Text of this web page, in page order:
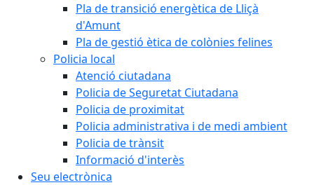
Pla de transició energètica de Lliçà
d'Amunt
Pla de gestió ètica de colònies felines
Policia local
Atenció ciutadana
Policia de Seguretat Ciutadana
Policia de proximitat
Policia administrativa i de medi ambient
Policia de trànsit
Informació d'interès
Seu electrònica